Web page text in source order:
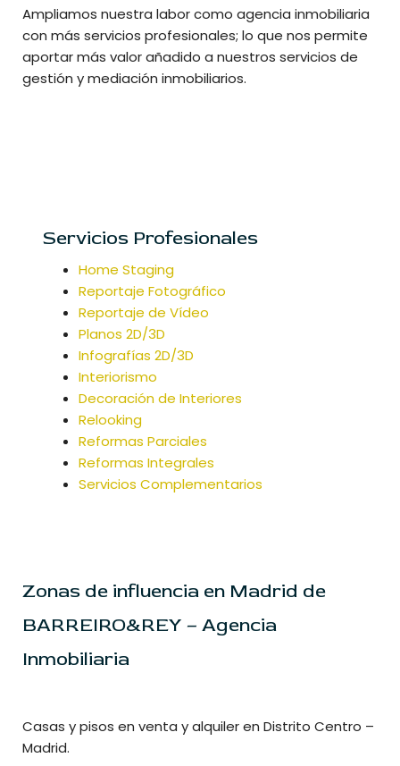
Ampliamos nuestra labor como agencia inmobiliaria
con más servicios profesionales; lo que nos permite
aportar más valor añadido a nuestros servicios de
gestión y mediación inmobiliarios.
Servicios Profesionales
Home Staging
Reportaje Fotográfico
Reportaje de Vídeo
Planos 2D/3D
Infografías 2D/3D
Interiorismo
Decoración de Interiores
Relooking
Reformas Parciales
Reformas Integrales
Servicios Complementarios
Zonas de influencia en Madrid de
BARREIRO&REY – Agencia
Inmobiliaria
Casas y pisos en venta y alquiler en Distrito Centro –
Madrid.